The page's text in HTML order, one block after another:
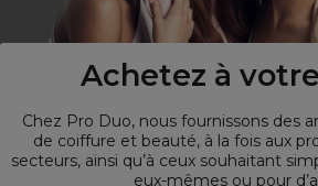
Achetez à
Chez Pro Duo, nous fournissons des
de coiffure et beauté, à la fois aux
secteurs, ainsi qu’à ceux souhaitant
eux-mêmes ou pour